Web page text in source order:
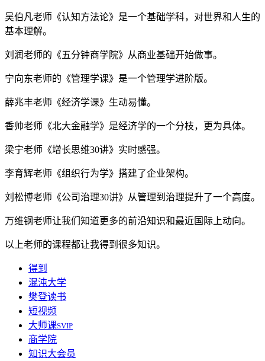
吴伯凡老师《认知方法论》是一个基础学科，对世界和人生的
基本理解。
刘润老师的《五分钟商学院》从商业基础开始做事。
宁向东老师的《管理学课》是一个管理学进阶版。
薛兆丰老师《经济学课》生动易懂。
香帅老师《北大金融学》是经济学的一个分枝，更为具体。
梁宁老师《增长思维30讲》实时感强。
李育辉老师《组织行为学》搭建了企业架构。
刘松博老师《公司治理30讲》从管理到治理提升了一个高度。
万维钢老师让我们知道更多的前沿知识和最近国际上动向。
以上老师的课程都让我得到很多知识。
得到
混沌大学
樊登读书
短视频
大师课SVIP
商学院
知识大会员